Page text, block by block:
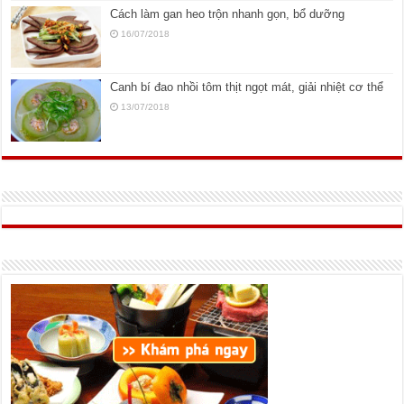
Cách làm gan heo trộn nhanh gọn, bổ dưỡng
16/07/2018
Canh bí đao nhồi tôm thịt ngọt mát, giải nhiệt cơ thể
13/07/2018